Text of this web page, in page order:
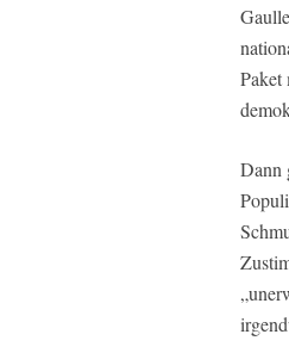
Paket
Dann